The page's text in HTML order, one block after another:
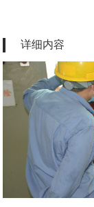
详细内容